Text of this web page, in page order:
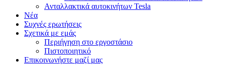
Ανταλλακτικά αυτοκινήτων Tesla
Νέα
Συχνές ερωτήσεις
Σχετικά με εμάς
Περιήγηση στο εργοστάσιο
Πιστοποιητικό
Επικοινωνήστε μαζί μας